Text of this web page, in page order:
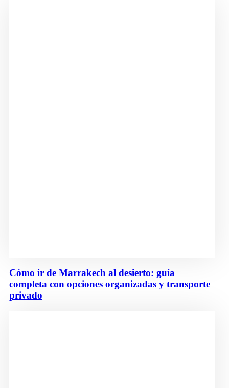
Cómo ir de Marrakech al desierto: guía
completa con opciones organizadas y transporte
privado